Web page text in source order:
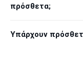
πρόσθετα;
Υπάρχουν